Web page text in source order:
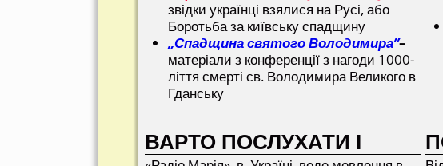
звідки українці взялися на Русі, або
Боротьба за київську спадщину
„Спадщина святого Володимира”–
матеріали з конференції з нагоди 1000-
ліття смерті св. Володимира Великого в
Гданську
ВАРТО ПОСЛУХАТИ І